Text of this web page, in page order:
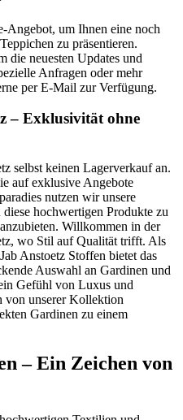
Angebot, um Ihnen eine noch
zu präsentieren.
die neuesten Updates und
Anfragen oder mehr
per E-Mail zur Verfügung.
– Exklusivität ohne
selbst keinen Lagerverkauf an.
auf exklusive Angebote
nutzen wir unsere
hochwertigen Produkte zu
Willkommen in der
wo Stil auf Qualität trifft. Als
Anstoetz Stoffen bietet das
Auswahl an Gardinen und
Gefühl von Luxus und
von unserer Kollektion
Gardinen zu einem
– Ein Zeichen von